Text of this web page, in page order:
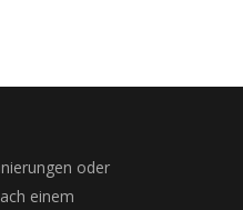
oder
einem